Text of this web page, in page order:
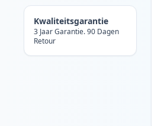
Kwaliteitsgarantie
3 Jaar Garantie. 90 Dagen
Retour